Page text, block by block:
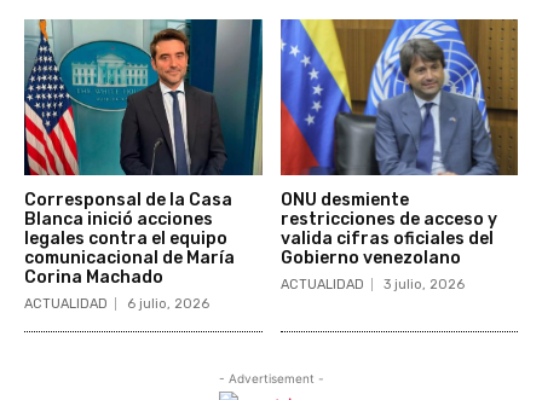
Corresponsal de la Casa
Blanca inició acciones
legales contra el equipo
comunicacional de María
Corina Machado
ACTUALIDAD 6 julio, 2026
ONU desmiente
restricciones de acceso y
valida cifras oficiales del
Gobierno venezolano
ACTUALIDAD 3 julio, 2026
- Advertisement -